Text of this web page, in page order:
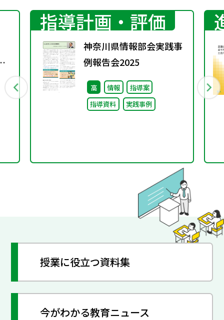
指導計画・評価
神奈川県情報部会実践事
例報告会2025
高 情報
指導案
指導資料
実践事例
授業に役立つ資料集
今がわかる教育ニュース